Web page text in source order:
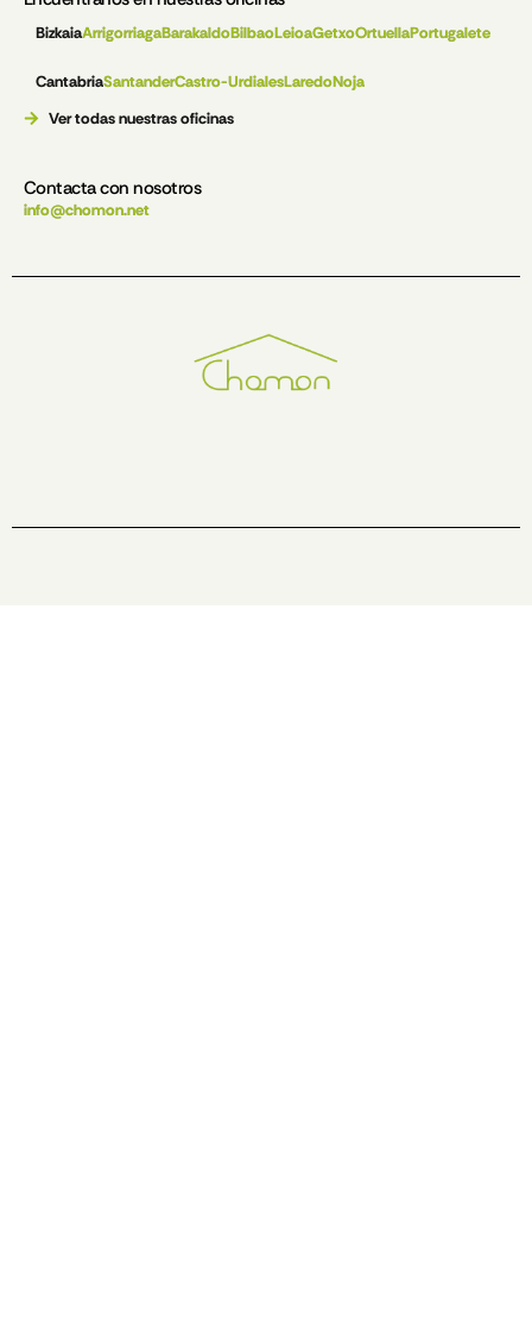
BizkaiaArrigorriagaBarakaldoBilbaoLeioaGetxoOrtuellaPortugalete
CantabriaSantanderCastro-UrdialesLaredoNoja
Ver todas nuestras oficinas
Contacta con nosotros
info@chomon.net